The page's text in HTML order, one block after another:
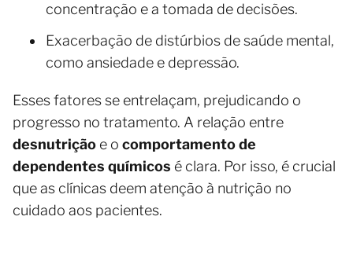
concentração e a tomada de decisões.
Exacerbação de distúrbios de saúde mental,
como ansiedade e depressão.
Esses fatores se entrelaçam, prejudicando o
progresso no tratamento. A relação entre
desnutrição e o comportamento de
dependentes químicos é clara. Por isso, é crucial
que as clínicas deem atenção à nutrição no
cuidado aos pacientes.